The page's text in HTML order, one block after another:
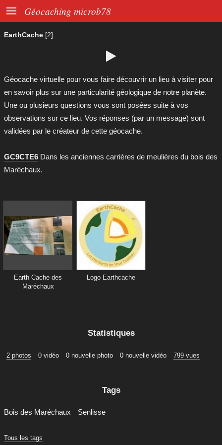
 Géocaching microb78
EarthCache [2]

Géocache virtuelle pour vous faire découvrir un lieu à visiter pour
en savoir plus sur une particularité géologique de notre planète.
Une ou plusieurs questions vous sont posées suite à vos
observations sur ce lieu. Vos réponses (par un message) sont
validées par le créateur de cette géocache.
GC9CTE6 Dans les anciennes carrières de meulières du bois des
Maréchaux.
Earth Cache des
Maréchaux
Logo Earthcache
Statistiques
2 photos 0 vidéo 0 nouvelle photo 0 nouvelle vidéo 799 vues
Tags
Bois des Maréchaux Senlisse
Tous les tags